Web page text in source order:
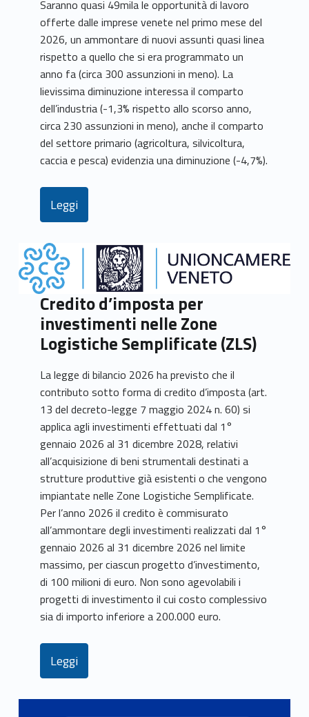
Saranno quasi 49mila le opportunità di lavoro
offerte dalle imprese venete nel primo mese del
2026, un ammontare di nuovi assunti quasi linea
rispetto a quello che si era programmato un
anno fa (circa 300 assunzioni in meno). La
lievissima diminuzione interessa il comparto
dell’industria (-1,3% rispetto allo scorso anno,
circa 230 assunzioni in meno), anche il comparto
del settore primario (agricoltura, silvicoltura,
caccia e pesca) evidenzia una diminuzione (-4,7%).
Leggi
Credito d’imposta per
investimenti nelle Zone
Logistiche Semplificate (ZLS)
La legge di bilancio 2026 ha previsto che il
contributo sotto forma di credito d’imposta (art.
13 del decreto-legge 7 maggio 2024 n. 60) si
applica agli investimenti effettuati dal 1°
gennaio 2026 al 31 dicembre 2028, relativi
all’acquisizione di beni strumentali destinati a
strutture produttive già esistenti o che vengono
impiantate nelle Zone Logistiche Semplificate.
Per l’anno 2026 il credito è commisurato
all’ammontare degli investimenti realizzati dal 1°
gennaio 2026 al 31 dicembre 2026 nel limite
massimo, per ciascun progetto d’investimento,
di 100 milioni di euro. Non sono agevolabili i
progetti di investimento il cui costo complessivo
sia di importo inferiore a 200.000 euro.
Leggi